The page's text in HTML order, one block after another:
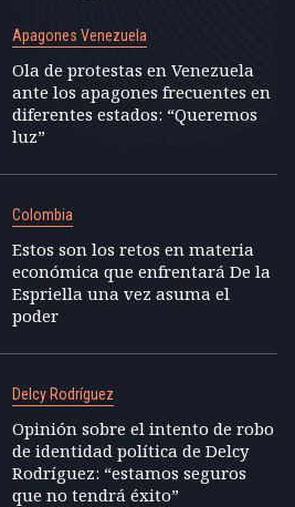
Apagones Venezuela
Ola de protestas en Venezuela
ante los apagones frecuentes en
diferentes estados: “Queremos
luz”
Colombia
Estos son los retos en materia
económica que enfrentará De la
Espriella una vez asuma el
poder
Delcy Rodríguez
Opinión sobre el intento de robo
de identidad política de Delcy
Rodríguez: “estamos seguros
que no tendrá éxito”